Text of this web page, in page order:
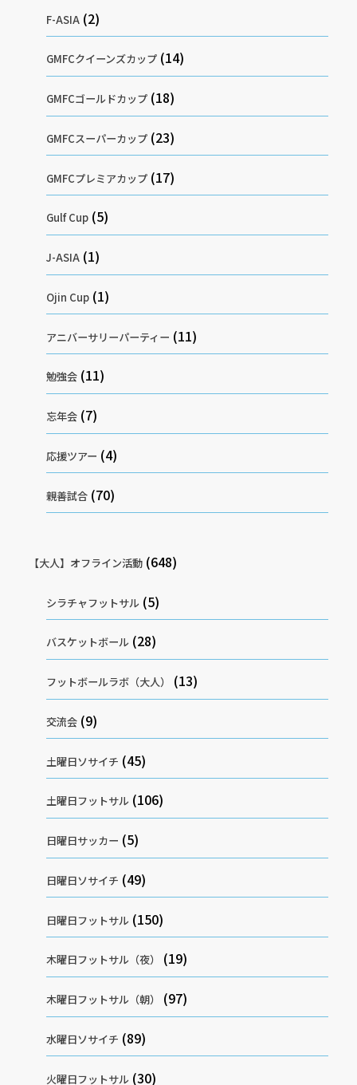
F-ASIA (2)
GMFCクイーンズカップ (14)
GMFCゴールドカップ (18)
GMFCスーパーカップ (23)
GMFCプレミアカップ (17)
Gulf Cup (5)
J-ASIA (1)
Ojin Cup (1)
アニバーサリーパーティー (11)
勉強会 (11)
忘年会 (7)
応援ツアー (4)
親善試合 (70)
【大人】オフライン活動(648)
シラチャフットサル (5)
バスケットボール (28)
フットボールラボ（大人） (13)
交流会 (9)
土曜日ソサイチ (45)
土曜日フットサル (106)
日曜日サッカー (5)
日曜日ソサイチ (49)
日曜日フットサル (150)
木曜日フットサル（夜） (19)
木曜日フットサル（朝） (97)
水曜日ソサイチ (89)
火曜日フットサル (30)